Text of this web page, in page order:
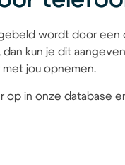
wordt door
dan kun je dit
jou opnemen.
op in onze database